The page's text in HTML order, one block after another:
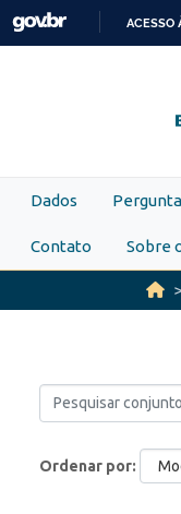
Skip to main content
ACESSO
Dados
Contato Sobre
Ordenar por